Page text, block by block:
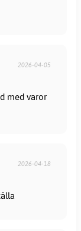
2026-04-05
med varor
2026-04-18